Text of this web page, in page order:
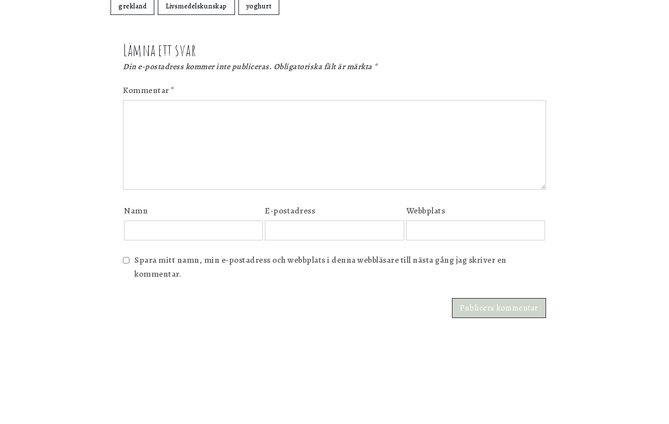
grekland Livsmedelskunskap yoghurt
Lämna ett svar
Din e-postadress kommer inte publiceras. Obligatoriska fält är märkta *
Kommentar*
Namn E-postadress Webbplats
Spara mitt namn, min e-postadress och webbplats i denna webbläsare till nästa gång jag skriver en
kommentar.